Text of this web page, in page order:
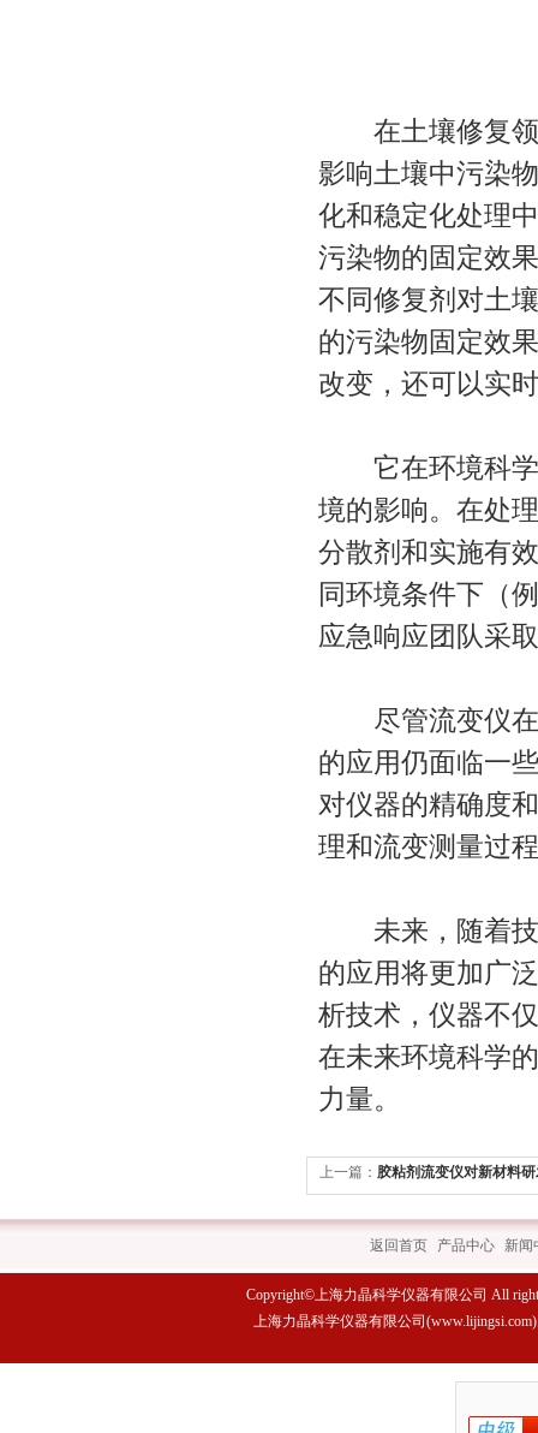
在土壤修复领
影响土壤中污染
化和稳定化处理
污染物的固定效
不同修复剂对土
的污染物固定效
改变，还可以实
它在环境科学
境的影响。在处
分散剂和实施有
同环境条件下（
应急响应团队采
尽管流变仪在
的应用仍面临一
对仪器的精确度
理和流变测量过
未来，随着技
的应用将更加广
析技术，仪器不
在未来环境科学
力量。
上一篇： 胶粘剂流变仪对新材料
返回首页 产品中心 新闻
Copyright©上海力晶科学仪器有限公司 All
上海力晶科学仪器有限公司